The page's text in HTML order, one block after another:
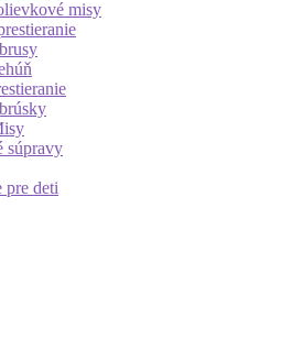
misy
súpravy
pre deti